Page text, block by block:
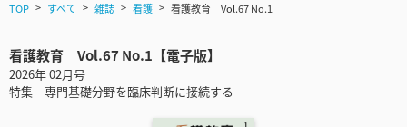
TOP すべて 雑誌 看護 看護教育 Vol.67 No.1
看護教育 Vol.67 No.1【電子版】
2026年 02月号
特集 専門基礎分野を臨床判断に接続する